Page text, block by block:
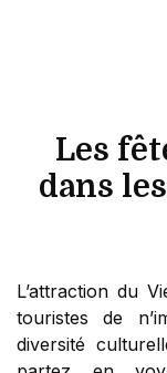
Les
dans
L’attraction du
touristes de
diversité